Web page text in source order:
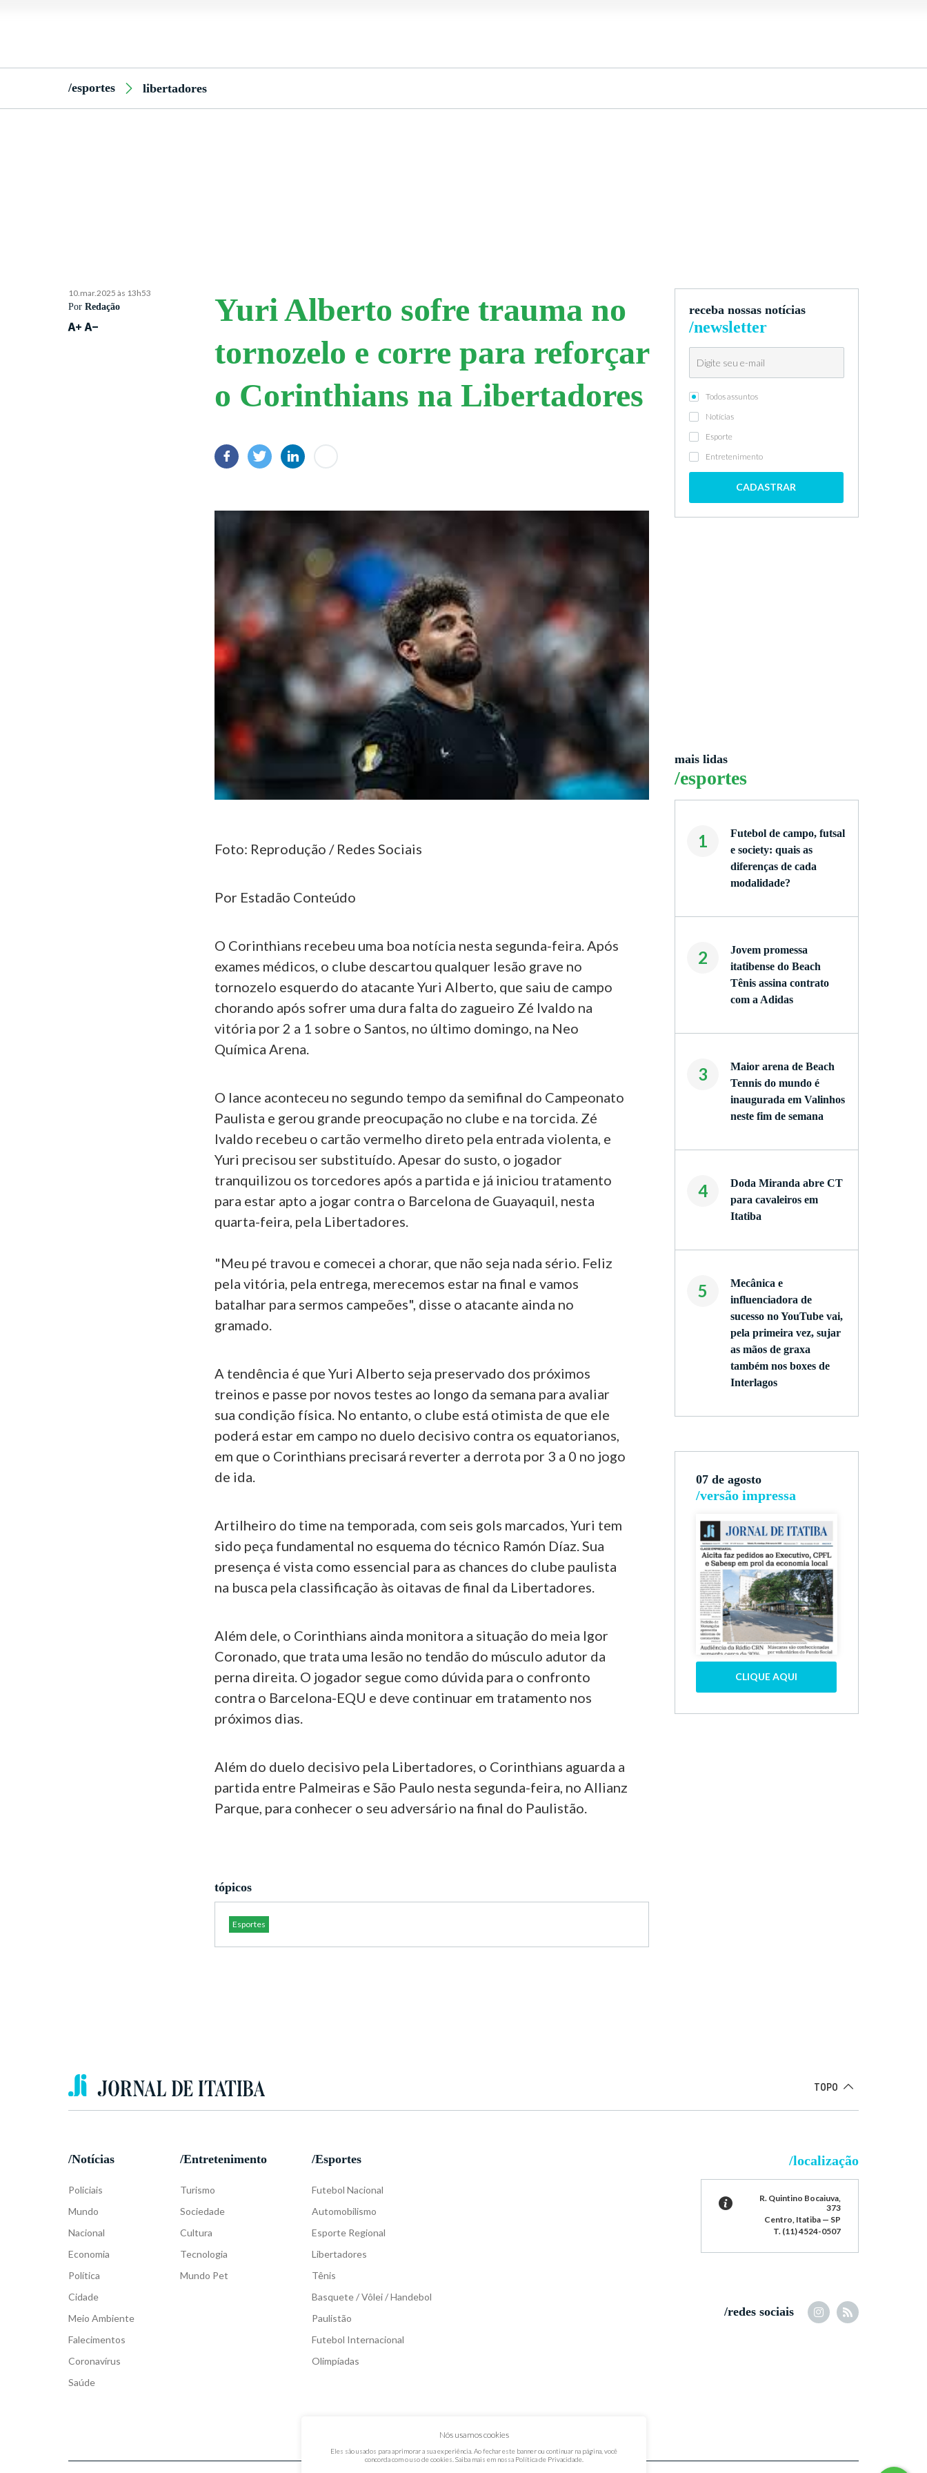
/esportes libertadores
10.mar.2025 às 13h53
PorRedação
Yuri Alberto sofre trauma no
tornozelo e corre para reforçar
o Corinthians na Libertadores
Foto: Reprodução / Redes Sociais
Por Estadão Conteúdo
O Corinthians recebeu uma boa notícia nesta segunda-feira. Após
exames médicos, o clube descartou qualquer lesão grave no
tornozelo esquerdo do atacante Yuri Alberto, que saiu de campo
chorando após sofrer uma dura falta do zagueiro Zé Ivaldo na
vitória por 2 a 1 sobre o Santos, no último domingo, na Neo
Química Arena.
O lance aconteceu no segundo tempo da semifinal do Campeonato
Paulista e gerou grande preocupação no clube e na torcida. Zé
Ivaldo recebeu o cartão vermelho direto pela entrada violenta, e
Yuri precisou ser substituído. Apesar do susto, o jogador
tranquilizou os torcedores após a partida e já iniciou tratamento
para estar apto a jogar contra o Barcelona de Guayaquil, nesta
quarta-feira, pela Libertadores.
"Meu pé travou e comecei a chorar, que não seja nada sério. Feliz
pela vitória, pela entrega, merecemos estar na final e vamos
batalhar para sermos campeões", disse o atacante ainda no
gramado.
A tendência é que Yuri Alberto seja preservado dos próximos
treinos e passe por novos testes ao longo da semana para avaliar
sua condição física. No entanto, o clube está otimista de que ele
poderá estar em campo no duelo decisivo contra os equatorianos,
em que o Corinthians precisará reverter a derrota por 3 a 0 no jogo
de ida.
Artilheiro do time na temporada, com seis gols marcados, Yuri tem
sido peça fundamental no esquema do técnico Ramón Díaz. Sua
presença é vista como essencial para as chances do clube paulista
na busca pela classificação às oitavas de final da Libertadores.
Além dele, o Corinthians ainda monitora a situação do meia Igor
Coronado, que trata uma lesão no tendão do músculo adutor da
perna direita. O jogador segue como dúvida para o confronto
contra o Barcelona-EQU e deve continuar em tratamento nos
próximos dias.
Além do duelo decisivo pela Libertadores, o Corinthians aguarda a
partida entre Palmeiras e São Paulo nesta segunda-feira, no Allianz
Parque, para conhecer o seu adversário na final do Paulistão.
tópicos
Esportes
receba nossas notícias
/newsletter
Todos assuntos
Notícias
Esporte
Entretenimento
CADASTRAR
mais lidas
/esportes
1
Futebol de campo, futsal
e society: quais as
diferenças de cada
modalidade?
2
Jovem promessa
itatibense do Beach
Tênis assina contrato
com a Adidas
3
Maior arena de Beach
Tennis do mundo é
inaugurada em Valinhos
neste fim de semana
4
Doda Miranda abre CT
para cavaleiros em
Itatiba
5
Mecânica e
influenciadora de
sucesso no YouTube vai,
pela primeira vez, sujar
as mãos de graxa
também nos boxes de
Interlagos
07 de agosto
/versão impressa
CLIQUE AQUI
TOPO
/Notícias
Policiais
Mundo
Nacional
Economia
Política
Cidade
Meio Ambiente
Falecimentos
Coronavírus
Saúde
/Entretenimento
Turismo
Sociedade
Cultura
Tecnologia
Mundo Pet
/Esportes
Futebol Nacional
Automobilismo
Esporte Regional
Libertadores
Tênis
Basquete / Vôlei / Handebol
Paulistão
Futebol Internacional
Olimpíadas
/localização
R. Quintino Bocaiuva,
373
Centro, Itatiba — SP
T. (11) 4524-0507
/redes sociais
Nós usamos cookies
Eles são usados para aprimorar a sua experiência. Ao fechar este banner ou continuar na página, você
concorda com o uso de cookies. Saiba mais em nossa Política de Privacidade.